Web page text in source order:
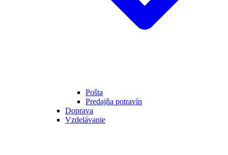
Pošta
Predajňa potravín
Doprava
Vzdelávanie